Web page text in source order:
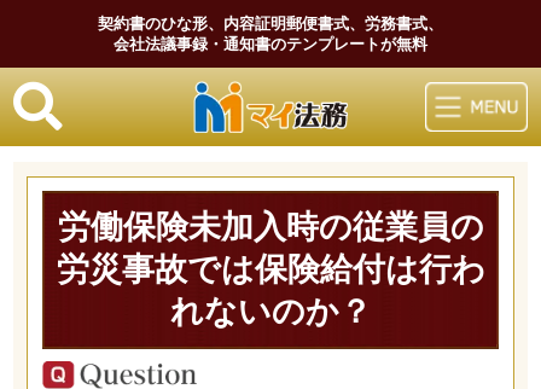
契約書のひな形、内容証明郵便書式、労務書式、
会社法議事録・通知書のテンプレートが無料
マイ法務
労働保険未加入時の従業員の
労災事故では保険給付は行わ
れないのか？